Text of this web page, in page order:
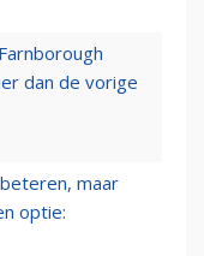
dan de vorige
maar
optie: